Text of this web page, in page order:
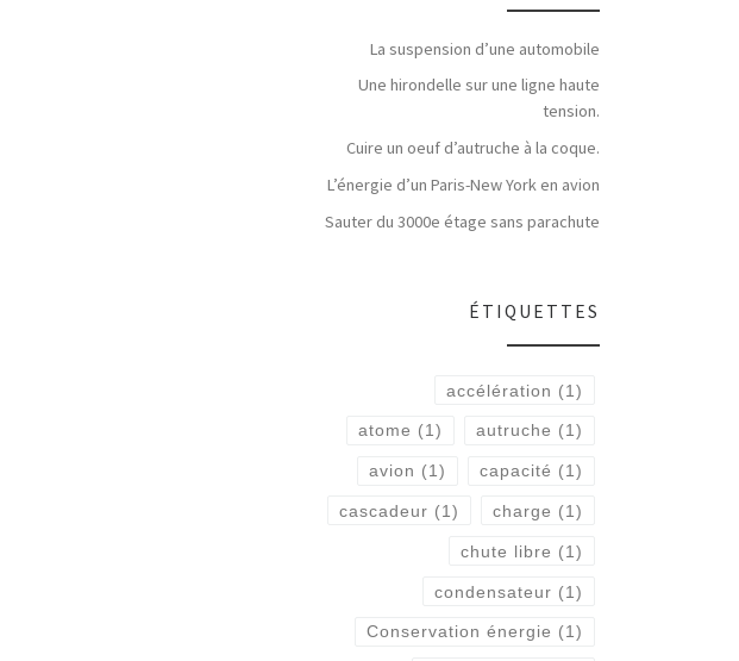
La suspension d’une automobile
Une hirondelle sur une ligne haute
tension.
Cuire un oeuf d’autruche à la coque.
L’énergie d’un Paris-New York en avion
Sauter du 3000e étage sans parachute
ÉTIQUETTES
accélération (1)
atome (1) autruche (1)
avion (1) capacité (1)
cascadeur (1) charge (1)
chute libre (1)
condensateur (1)
Conservation énergie (1)